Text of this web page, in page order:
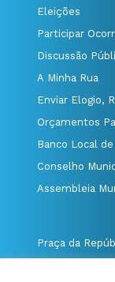
Eleições
Participar
Discussão
A Minha Rua
Enviar Elogio,
Orçamentos
Banco Local
Conselho
Assembleia
Praça da